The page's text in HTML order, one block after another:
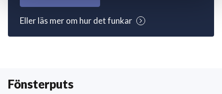
Eller läs mer om hur det funkar
Fönsterputs